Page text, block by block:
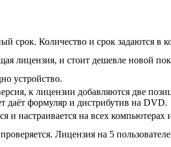
срок. Количество и срок задаются в
лицензия, и стоит дешевле новой
устройство.
к лицензии добавляются две
даёт формуляр и дистрибутив на DVD.
и настраивается на всех компьютерах
Лицензия на 5